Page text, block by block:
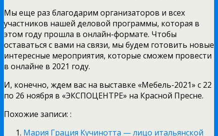
Мы еще раз благодарим организаторов и всех
участников нашей деловой программы, которая в
этом году прошла в онлайн-формате. Чтобы
оставаться с вами на связи, мы будем готовить новые
интересные мероприятия, которые сможем провести
в онлайне в 2021 году.
И, конечно, ждем вас на выставке «Мебель-2021» с 22
по 26 ноября в «ЭКСПОЦЕНТРЕ» на Красной Пресне.
Похожие записи: :
Мария Грация Кучинотта — лицо итальянской